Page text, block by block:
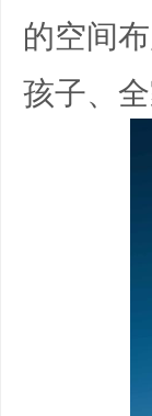
的空间
孩子、